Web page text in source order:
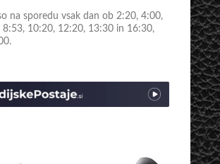
na sporedu vsak dan ob 2:20, 4:00,
8:53, 10:20, 12:20, 13:30 in 16:30,